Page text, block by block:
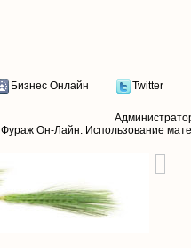
Бизнес Онлайн Twitter
Фураж Он-Лайн. Использование